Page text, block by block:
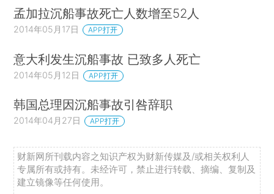
孟加拉沉船事故死亡人数增至52人
2014年05月17日 APP打开
意大利发生沉船事故 已致多人死亡
2014年05月12日 APP打开
韩国总理因沉船事故引咎辞职
2014年04月27日 APP打开
财新网所刊载内容之知识产权为财新传媒及/或相关权利人
专属所有或持有。未经许可，禁止进行转载、摘编、复制及
建立镜像等任何使用。